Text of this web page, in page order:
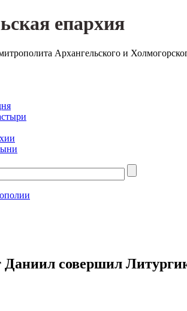
епархия
Архангельского и
совершил